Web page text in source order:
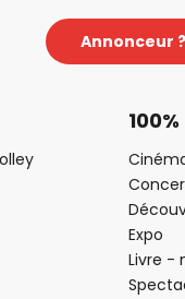
Annonceur
Expo
Livre -